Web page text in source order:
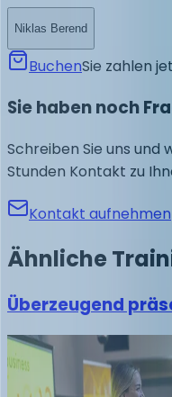
Niklas Berend
BuchenSie zahlen
Sie haben noch
Schreiben Sie uns und
Stunden Kontakt zu
Kontakt aufnehmen
Ähnliche
Überzeugend